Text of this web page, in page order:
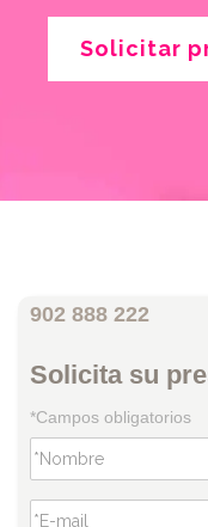
Solicitar
902 888 222
Solicita su
*Campos obligatorios